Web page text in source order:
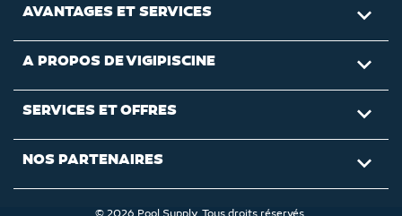
AVANTAGES ET SERVICES 
A PROPOS DE VIGIPISCINE 
SERVICES ET OFFRES 
NOS PARTENAIRES 
© 2026 Pool Supply. Tous droits réservés.